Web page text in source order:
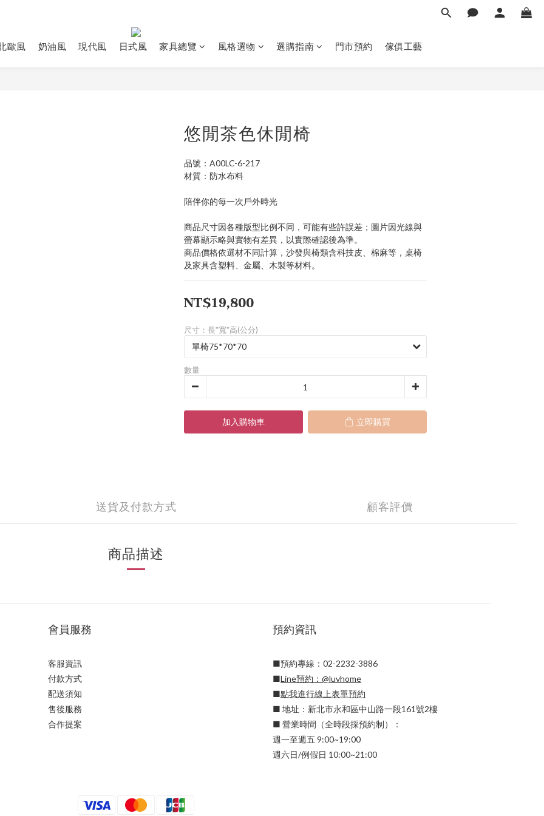
歐風 奶油風 現代風 日式風 家具總覽 風格選物 選購指南 門市預約 傢俱工藝
悠閒茶色休閒椅
品號：A00LC-6-217
材質：防水布料
陪伴你的每一次戶外時光
商品尺寸因各種版型比例不同，可能有些許誤差；圖片因光線與
螢幕顯示略與實物有差異，以實際確認後為準。
商品價格依選材不同計算，沙發與椅類含科技皮、棉麻等，桌椅
及家具含塑料、金屬、木製等材料。
NT$19,800
尺寸：長*寬*高(公分)
數量
加入購物車 立即購買
送貨及付款方式 顧客評價
商品描述
會員服務
客服資訊
付款方式
配送須知
售後服務
合作提案
預約資訊
■預約專線：02-2232-3886
■Line預約： @luvhome
■點我進行線上表單預約
■ 地址：新北市永和區中山路一段161號2樓
■ 營業時間（全時段採預約制）：
週一至週五 9:00~19:00
週六日/例假日 10:00~21:00